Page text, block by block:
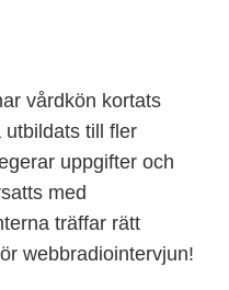
vårdkön kortats
utbildats till fler
uppgifter och
med
träffar rätt
webbradiointervjun!